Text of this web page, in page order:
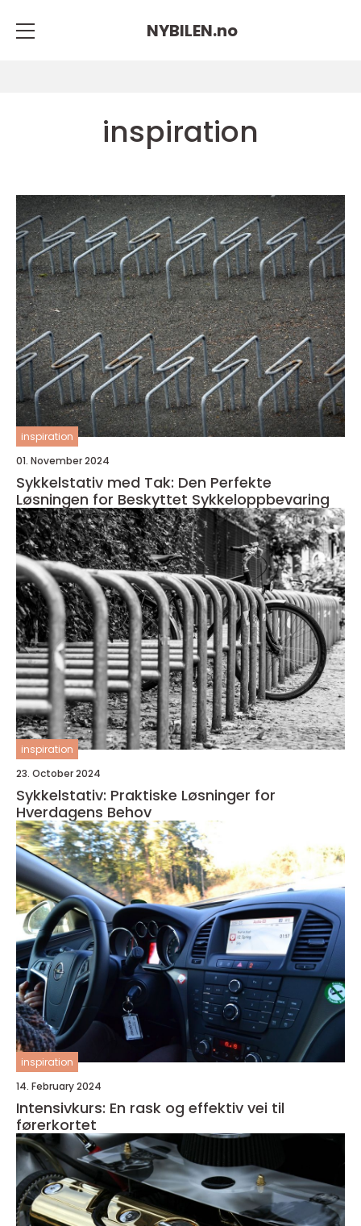
NYBILEN.no
inspiration
inspiration
01. November 2024
Sykkelstativ med Tak: Den Perfekte
Løsningen for Beskyttet Sykkeloppbevaring
inspiration
23. October 2024
Sykkelstativ: Praktiske Løsninger for
Hverdagens Behov
inspiration
14. February 2024
Intensivkurs: En rask og effektiv vei til
førerkortet